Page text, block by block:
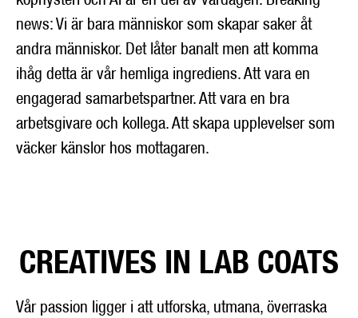
news: Vi är bara människor som skapar saker åt
andra människor. Det låter banalt men att komma
ihåg detta är vår hemliga ingrediens. Att vara en
engagerad samarbetspartner. Att vara en bra
arbetsgivare och kollega. Att skapa upplevelser som
väcker känslor hos mottagaren.
CREATIVES IN LAB COATS
Vår passion ligger i att utforska, utmana, överraska